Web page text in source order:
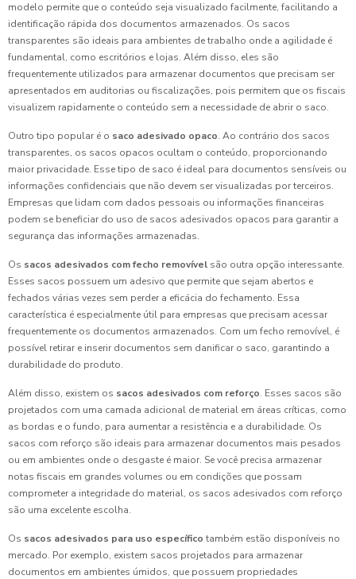
modelo permite que o conteúdo seja visualizado facilmente, facilitando a
identificação rápida dos documentos armazenados. Os sacos
transparentes são ideais para ambientes de trabalho onde a agilidade é
fundamental, como escritórios e lojas. Além disso, eles são
frequentemente utilizados para armazenar documentos que precisam ser
apresentados em auditorias ou fiscalizações, pois permitem que os fiscais
visualizem rapidamente o conteúdo sem a necessidade de abrir o saco.
Outro tipo popular é o saco adesivado opaco. Ao contrário dos sacos
transparentes, os sacos opacos ocultam o conteúdo, proporcionando
maior privacidade. Esse tipo de saco é ideal para documentos sensíveis ou
informações confidenciais que não devem ser visualizadas por terceiros.
Empresas que lidam com dados pessoais ou informações financeiras
podem se beneficiar do uso de sacos adesivados opacos para garantir a
segurança das informações armazenadas.
Os sacos adesivados com fecho removível são outra opção interessante.
Esses sacos possuem um adesivo que permite que sejam abertos e
fechados várias vezes sem perder a eficácia do fechamento. Essa
característica é especialmente útil para empresas que precisam acessar
frequentemente os documentos armazenados. Com um fecho removível, é
possível retirar e inserir documentos sem danificar o saco, garantindo a
durabilidade do produto.
Além disso, existem os sacos adesivados com reforço. Esses sacos são
projetados com uma camada adicional de material em áreas críticas, como
as bordas e o fundo, para aumentar a resistência e a durabilidade. Os
sacos com reforço são ideais para armazenar documentos mais pesados
ou em ambientes onde o desgaste é maior. Se você precisa armazenar
notas fiscais em grandes volumes ou em condições que possam
comprometer a integridade do material, os sacos adesivados com reforço
são uma excelente escolha.
Os sacos adesivados para uso específico também estão disponíveis no
mercado. Por exemplo, existem sacos projetados para armazenar
documentos em ambientes úmidos, que possuem propriedades